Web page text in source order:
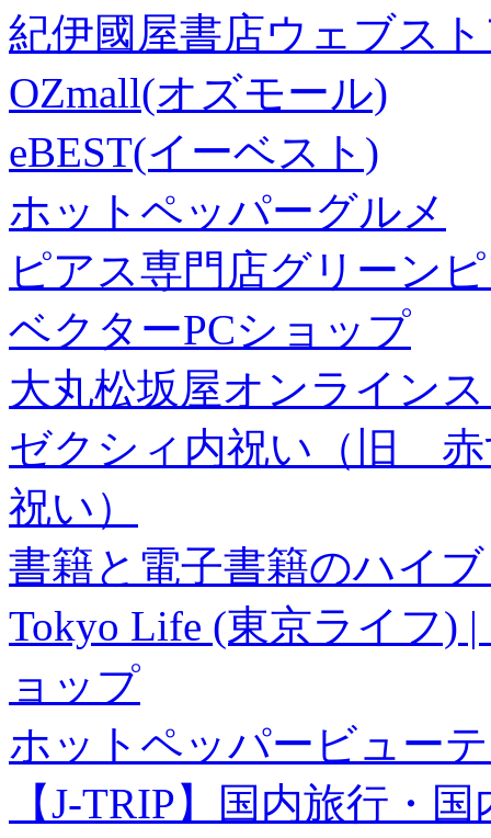
紀伊國屋書店ウェブス
OZmall(オズモール)
eBEST(イーベスト)
ホットペッパーグルメ
ピアス専門店グリーン
ベクターPCショップ
大丸松坂屋オンライン
ゼクシィ内祝い（旧 赤
祝い）
書籍と電子書籍のハイ
Tokyo Life (東京ライフ)
ョップ
ホットペッパービュー
【J-TRIP】国内旅行・